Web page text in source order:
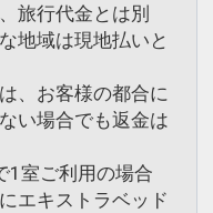
旅行代金とは別
地域は現地払いと
、お客様の都合に
い場合でも返金は
1室ご利用の場合
エキストラベッド